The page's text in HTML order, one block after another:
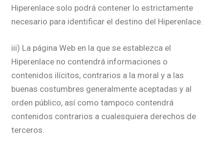
Hiperenlace solo podrá contener lo estrictamente
necesario para identificar el destino del Hiperenlace.
iii) La página Web en la que se establezca el
Hiperenlace no contendrá informaciones o
contenidos ilícitos, contrarios a la moral y a las
buenas costumbres generalmente aceptadas y al
orden público, así como tampoco contendrá
contenidos contrarios a cualesquiera derechos de
terceros.